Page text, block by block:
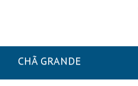
CHÃ GRANDE